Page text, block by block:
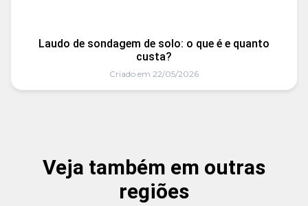
Laudo de sondagem de solo: o que é e quanto
custa?
Criado em 22/05/2026
Veja também em outras
regiões